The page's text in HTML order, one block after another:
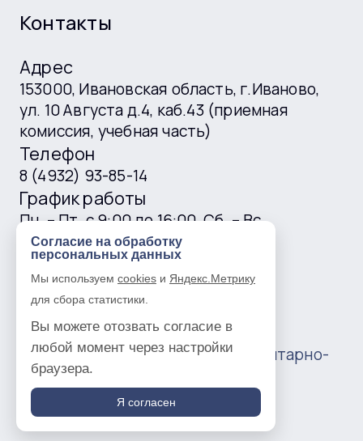
Контакты
Адрес
153000, Ивановская область, г.Иваново,
ул. 10 Августа д.4, каб.43 (приемная
комиссия, учебная часть)
Телефон
8 (4932) 93-85-14
График работы
Пн. – Пт. с 9:00 до 16:00, Сб. – Вс.
выходные
E-mail
ivgtk@mail.ru
© 2016 —2026 Ивановский гуманитарно-
технический колледж
Политика в отношении обработки
персональных данных
Согласие на обработку
персональных данных
Мы используем cookies и Яндекс.Метрику
для сбора статистики.
Вы можете отозвать согласие в
любой момент через настройки
браузера.
Я согласен